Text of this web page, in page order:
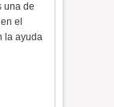
una de
el
la ayuda